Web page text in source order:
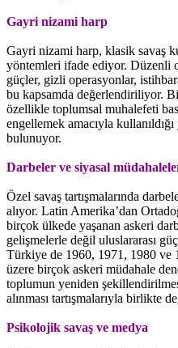
Gayri nizami harp
Gayri nizami harp, klasik savaş
yöntemleri ifade ediyor. Düzenli
güçler, gizli operasyonlar,
bu kapsamda değerlendiriliyor.
özellikle toplumsal muhalefeti
engellemek amacıyla
bulunuyor.
Darbeler ve siyasal
Özel savaş tartışmalarında
alıyor. Latin Amerika’dan
birçok ülkede yaşanan askeri
gelişmelerle değil uluslararası
Türkiye de 1960, 1971, 1980 ve
üzere birçok askeri müdahale
toplumun yeniden
alınması tartışmalarıyla birlikte
Psikolojik savaş ve medya